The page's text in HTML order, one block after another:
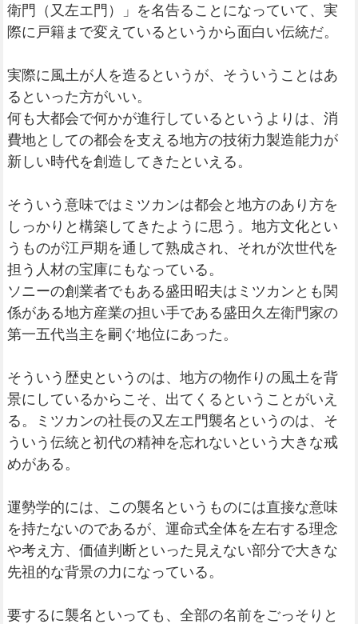
衛門（又左エ門）」を名告ることになっていて、実
際に戸籍まで変えているというから面白い伝統だ。
実際に風土が人を造るというが、そういうことはあ
るといった方がいい。
何も大都会で何かが進行しているというよりは、消
費地としての都会を支える地方の技術力製造能力が
新しい時代を創造してきたといえる。
そういう意味ではミツカンは都会と地方のあり方を
しっかりと構築してきたように思う。地方文化とい
うものが江戸期を通して熟成され、それが次世代を
担う人材の宝庫にもなっている。
ソニーの創業者でもある盛田昭夫はミツカンとも関
係がある地方産業の担い手である盛田久左衛門家の
第一五代当主を嗣ぐ地位にあった。
そういう歴史というのは、地方の物作りの風土を背
景にしているからこそ、出てくるということがいえ
る。ミツカンの社長の又左エ門襲名というのは、そ
ういう伝統と初代の精神を忘れないという大きな戒
めがある。
運勢学的には、この襲名というものには直接な意味
を持たないのであるが、運命式全体を左右する理念
や考え方、価値判断といった見えない部分で大きな
先祖的な背景の力になっている。
要するに襲名といっても、全部の名前をごっそりと